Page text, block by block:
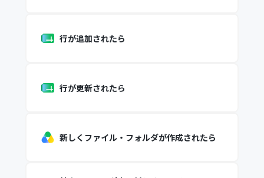
行が追加されたら
行が更新されたら
新しくファイル・フォルダが作成されたら